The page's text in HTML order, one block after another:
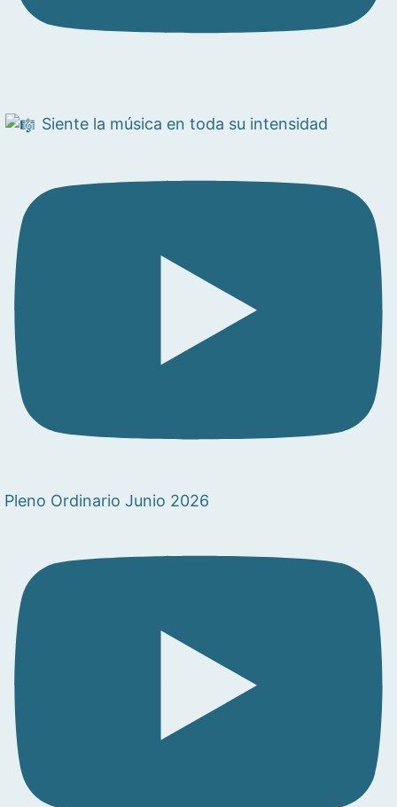
Siente la música en toda su intensidad
Pleno Ordinario Junio 2026